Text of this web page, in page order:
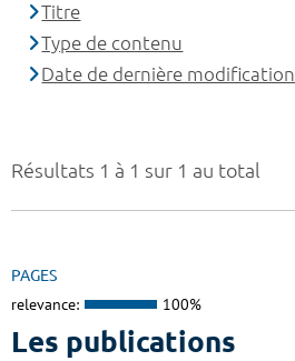
Résultats 1 à 1 sur 1 au total
PAGES
relevance: 100%
Les publications
Titre
Type de contenu
Date de dernière modification